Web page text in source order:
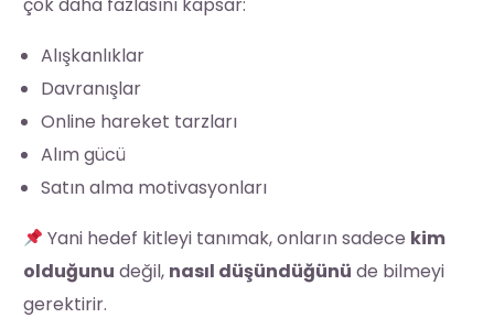
çok daha fazlasını kapsar:
Alışkanlıklar
Davranışlar
Online hareket tarzları
Alım gücü
Satın alma motivasyonları
Yani hedef kitleyi tanımak, onların sadece kim
olduğunu değil, nasıl düşündüğünü de bilmeyi
gerektirir.